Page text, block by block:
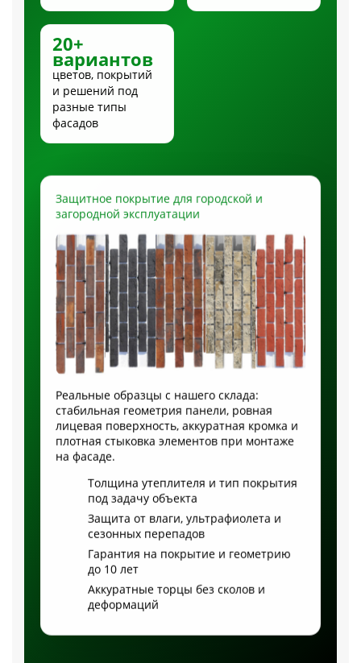
20+
вариантов
цветов, покрытий
и решений под
разные типы
фасадов
Защитное покрытие для городской и
загородной эксплуатации
Реальные образцы с нашего склада:
стабильная геометрия панели, ровная
лицевая поверхность, аккуратная кромка и
плотная стыковка элементов при монтаже
на фасаде.
Толщина утеплителя и тип покрытия
под задачу объекта
Защита от влаги, ультрафиолета и
сезонных перепадов
Гарантия на покрытие и геометрию
до 10 лет
Аккуратные торцы без сколов и
деформаций